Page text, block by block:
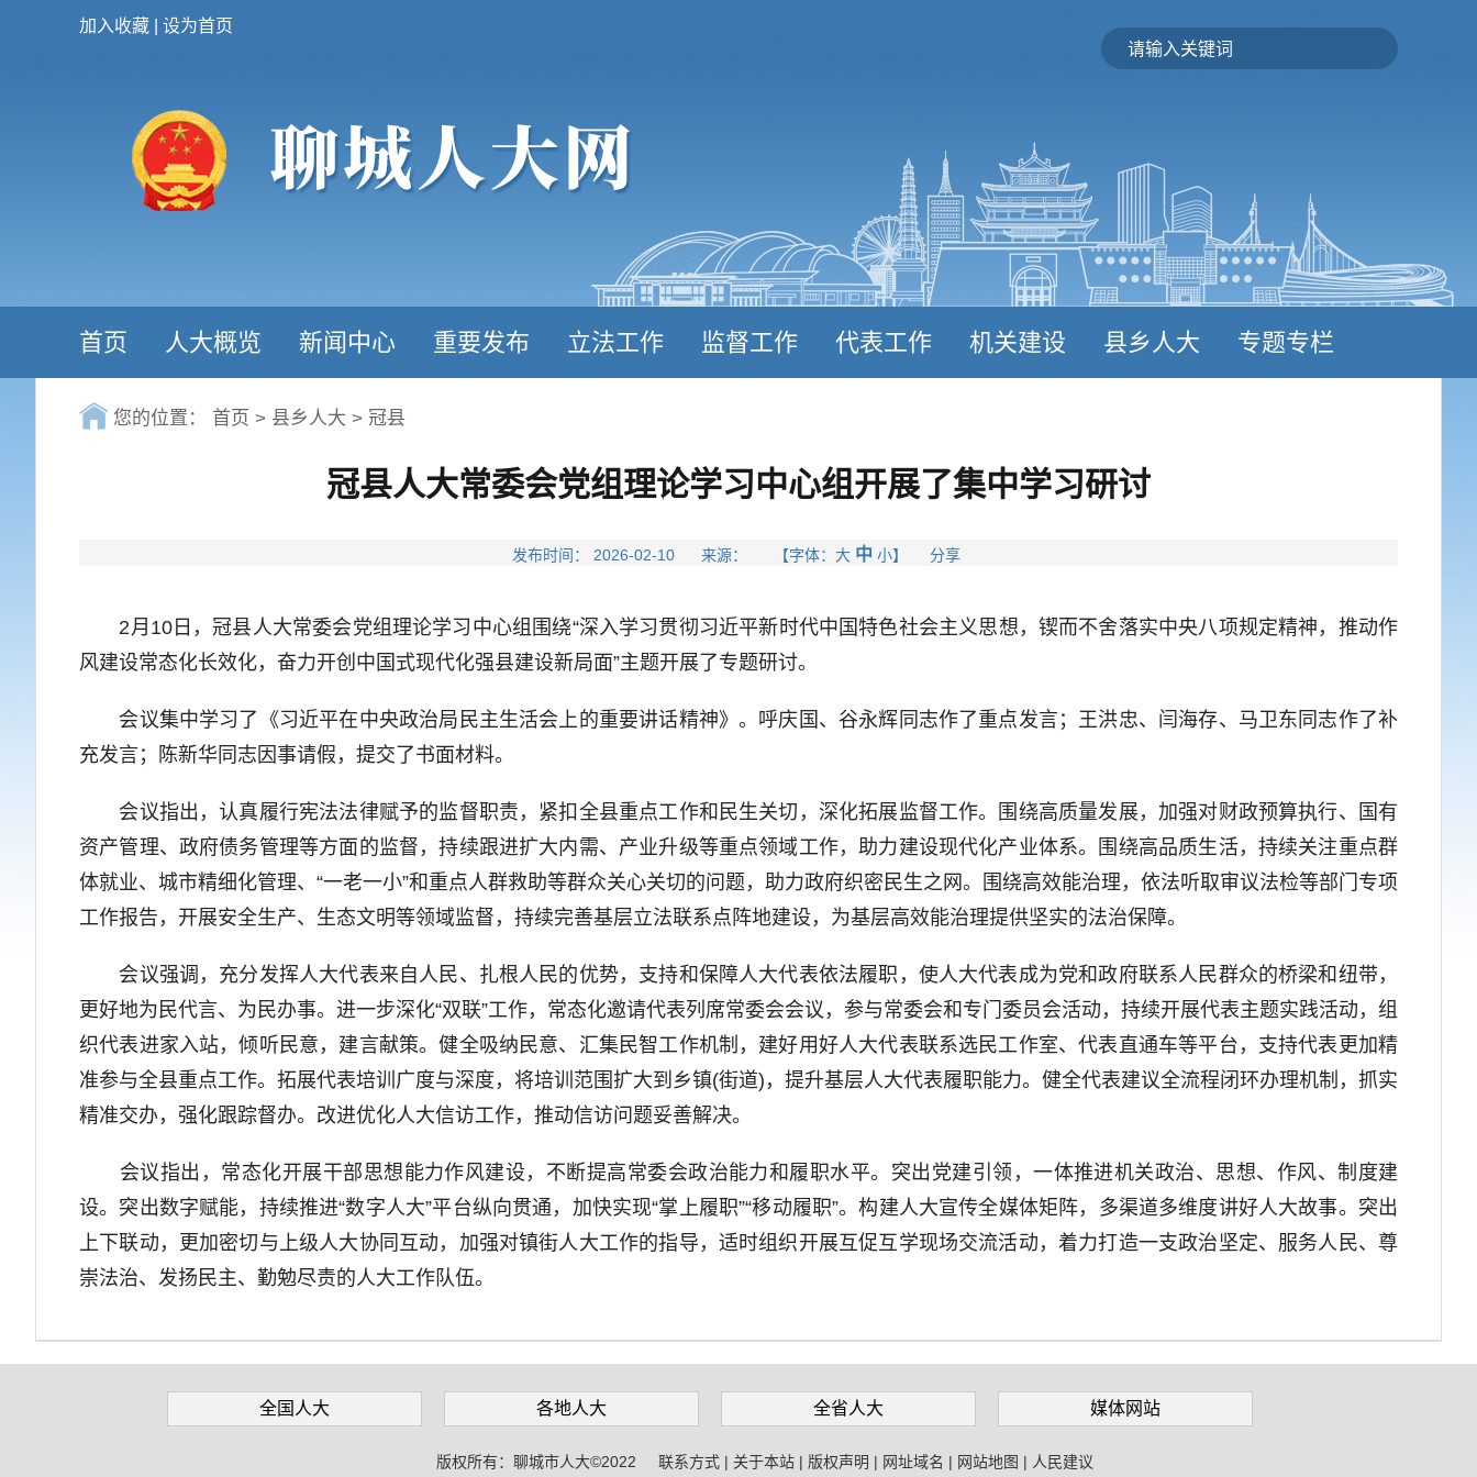
加入收藏 设为首页
首页 人大概览 新闻中心 重要发布 立法工作 监督工作 代表工作 机关建设 县乡人大 专题专栏
您的位置： 首页 > 县乡人大 > 冠县
冠县人大常委会党组理论学习中心组开展了集中学习研讨
发布时间： 2026-02-10 来源： 【字体： 大 中 小】 分享
2月10日，冠县人大常委会党组理论学习中心组围绕“深入学习贯彻习近平新时代中国特色社会主义思想，锲而不舍落实中央八项规定精神，推动作
风建设常态化长效化，奋力开创中国式现代化强县建设新局面”主题开展了专题研讨。
会议集中学习了《习近平在中央政治局民主生活会上的重要讲话精神》。呼庆国、谷永辉同志作了重点发言；王洪忠、闫海存、马卫东同志作了补
充发言；陈新华同志因事请假，提交了书面材料。
会议指出，认真履行宪法法律赋予的监督职责，紧扣全县重点工作和民生关切，深化拓展监督工作。围绕高质量发展，加强对财政预算执行、国有
资产管理、政府债务管理等方面的监督，持续跟进扩大内需、产业升级等重点领域工作，助力建设现代化产业体系。围绕高品质生活，持续关注重点群
体就业、城市精细化管理、“一老一小”和重点人群救助等群众关心关切的问题，助力政府织密民生之网。围绕高效能治理，依法听取审议法检等部门专项
工作报告，开展安全生产、生态文明等领域监督，持续完善基层立法联系点阵地建设，为基层高效能治理提供坚实的法治保障。
会议强调，充分发挥人大代表来自人民、扎根人民的优势，支持和保障人大代表依法履职，使人大代表成为党和政府联系人民群众的桥梁和纽带，
更好地为民代言、为民办事。进一步深化“双联”工作，常态化邀请代表列席常委会会议，参与常委会和专门委员会活动，持续开展代表主题实践活动，组
织代表进家入站，倾听民意，建言献策。健全吸纳民意、汇集民智工作机制，建好用好人大代表联系选民工作室、代表直通车等平台，支持代表更加精
准参与全县重点工作。拓展代表培训广度与深度，将培训范围扩大到乡镇(街道)，提升基层人大代表履职能力。健全代表建议全流程闭环办理机制，抓实
精准交办，强化跟踪督办。改进优化人大信访工作，推动信访问题妥善解决。
会议指出，常态化开展干部思想能力作风建设，不断提高常委会政治能力和履职水平。突出党建引领，一体推进机关政治、思想、作风、制度建
设。突出数字赋能，持续推进“数字人大”平台纵向贯通，加快实现“掌上履职”“移动履职”。构建人大宣传全媒体矩阵，多渠道多维度讲好人大故事。突出
上下联动，更加密切与上级人大协同互动，加强对镇街人大工作的指导，适时组织开展互促互学现场交流活动，着力打造一支政治坚定、服务人民、尊
崇法治、发扬民主、勤勉尽责的人大工作队伍。
全国人大 各地人大 全省人大 媒体网站
版权所有：聊城市人大©2022 联系方式 | 关于本站 | 版权声明 | 网址域名 | 网站地图 | 人民建议